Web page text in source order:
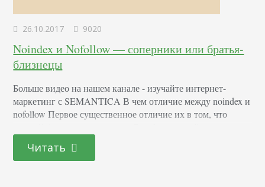
26.10.2017 9020
Noindex и Nofollow — соперники или братья-
близнецы
Больше видео на нашем канале - изучайте интернет-
маркетинг с SEMANTICA В чем отличие между noindex и
nofollow Первое существенное отличие их в том, что
Яндекса и Rambler. В настоящее время Яндекс также
научился распознавать Ноуфоллоу, который работает
Читать